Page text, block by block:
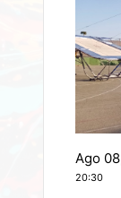
Ago
20:30